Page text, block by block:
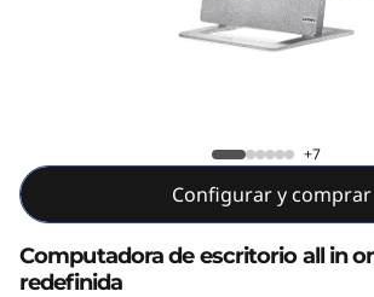
2
7
Yoga All in One 7 (27", AMD)
+7
Configurar y comprar
Computadora de escritorio all in
redefinida